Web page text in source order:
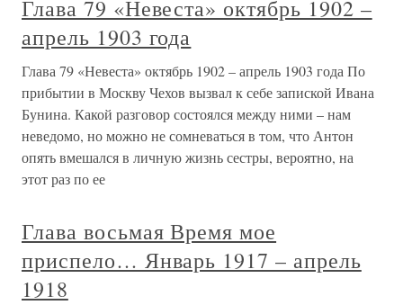
Глава 79 «Невеста» октябрь 1902 –
апрель 1903 года
Глава 79 «Невеста» октябрь 1902 – апрель 1903 года По
прибытии в Москву Чехов вызвал к себе запиской Ивана
Бунина. Какой разговор состоялся между ними – нам
неведомо, но можно не сомневаться в том, что Антон
опять вмешался в личную жизнь сестры, вероятно, на
этот раз по ее
Глава восьмая Время мое
приспело… Январь 1917 – апрель
1918